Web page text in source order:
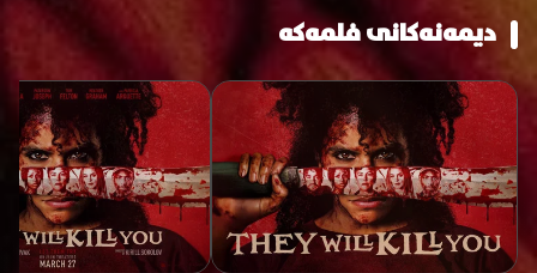
دیمەنەکانی فلمەکە